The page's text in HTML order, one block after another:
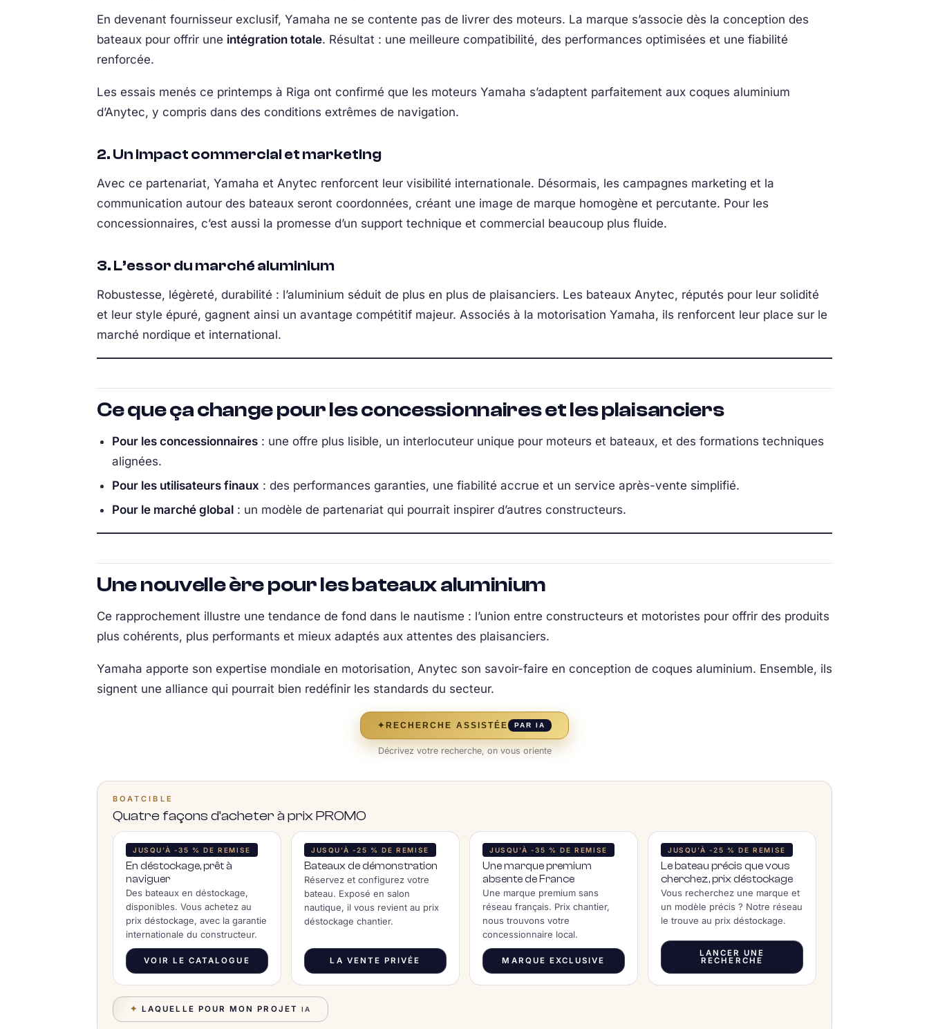
En devenant fournisseur exclusif, Yamaha ne se contente pas de livrer des moteurs. La marque s’associe dès la conception des
bateaux pour offrir une intégration totale. Résultat : une meilleure compatibilité, des performances optimisées et une fiabilité
renforcée.
Les essais menés ce printemps à Riga ont confirmé que les moteurs Yamaha s’adaptent parfaitement aux coques aluminium
d’Anytec, y compris dans des conditions extrêmes de navigation.
2. Un impact commercial et marketing
Avec ce partenariat, Yamaha et Anytec renforcent leur visibilité internationale. Désormais, les campagnes marketing et la
communication autour des bateaux seront coordonnées, créant une image de marque homogène et percutante. Pour les
concessionnaires, c’est aussi la promesse d’un support technique et commercial beaucoup plus fluide.
3. L’essor du marché aluminium
Robustesse, légèreté, durabilité : l’aluminium séduit de plus en plus de plaisanciers. Les bateaux Anytec, réputés pour leur solidité
et leur style épuré, gagnent ainsi un avantage compétitif majeur. Associés à la motorisation Yamaha, ils renforcent leur place sur le
marché nordique et international.
Ce que ça change pour les concessionnaires et les plaisanciers
Pour les concessionnaires : une offre plus lisible, un interlocuteur unique pour moteurs et bateaux, et des formations techniques
alignées.
Pour les utilisateurs finaux : des performances garanties, une fiabilité accrue et un service après-vente simplifié.
Pour le marché global : un modèle de partenariat qui pourrait inspirer d’autres constructeurs.
Une nouvelle ère pour les bateaux aluminium
Ce rapprochement illustre une tendance de fond dans le nautisme : l’union entre constructeurs et motoristes pour offrir des produits
plus cohérents, plus performants et mieux adaptés aux attentes des plaisanciers.
Yamaha apporte son expertise mondiale en motorisation, Anytec son savoir-faire en conception de coques aluminium. Ensemble, ils
signent une alliance qui pourrait bien redéfinir les standards du secteur.
✦ RECHERCHE ASSISTÉE PAR IA
Décrivez votre recherche, on vous oriente
BOATCIBLE
Quatre façons d’acheter à prix PROMO
JUSQU’À -35 % DE REMISE
En déstockage, prêt à
naviguer
Des bateaux en déstockage,
disponibles. Vous achetez au
prix déstockage, avec la garantie
internationale du constructeur.
VOIR LE CATALOGUE
JUSQU’À -25 % DE REMISE
Bateaux de démonstration
Réservez et configurez votre
bateau. Exposé en salon
nautique, il vous revient au prix
déstockage chantier.
LA VENTE PRIVÉE
JUSQU’À -35 % DE REMISE
Une marque premium
absente de France
Une marque premium sans
réseau français. Prix chantier,
nous trouvons votre
concessionnaire local.
MARQUE EXCLUSIVE
JUSQU’À -25 % DE REMISE
Le bateau précis que vous
cherchez, prix déstockage
Vous recherchez une marque et
un modèle précis ? Notre réseau
le trouve au prix déstockage.
LANCER UNE
RECHERCHE
✦ LAQUELLE POUR MON PROJET IA